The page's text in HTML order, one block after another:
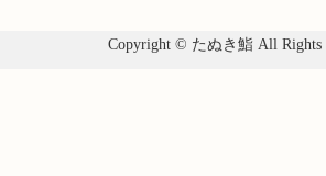
Copyright © たぬき鮨 All Rights